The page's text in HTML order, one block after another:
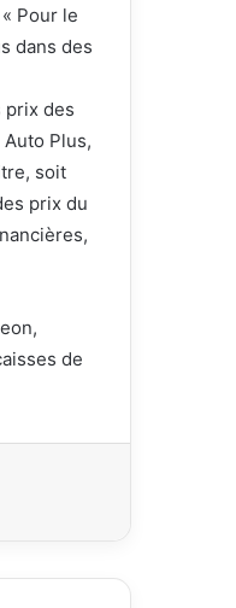
Pour le
dans des
prix des
Plus,
soit
prix du
de